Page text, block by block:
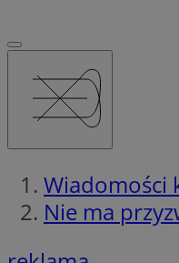
Wiadomości
Nie ma